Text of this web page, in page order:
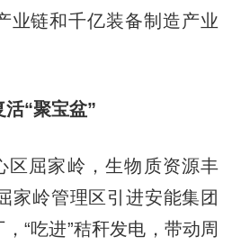
业链和千亿装备制造产业
“聚宝盆”
屈家岭，生物质资源丰
家岭管理区引进安能集团
“吃进”秸秆发电，带动周